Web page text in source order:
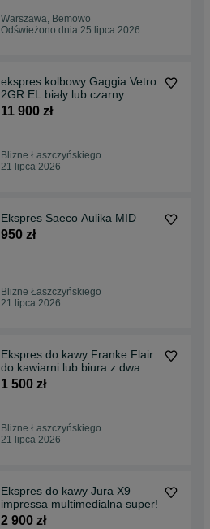
Warszawa, Bemowo
Odświeżono dnia 25 lipca 2026
ekspres kolbowy Gaggia Vetro
2GR EL biały lub czarny
11 900 zł
Blizne Łaszczyńskiego
21 lipca 2026
Ekspres Saeco Aulika MID
950 zł
Blizne Łaszczyńskiego
21 lipca 2026
Ekspres do kawy Franke Flair
do kawiarni lub biura z dwa
młynki
1 500 zł
Blizne Łaszczyńskiego
21 lipca 2026
Ekspres do kawy Jura X9
impressa multimedialna super!
2 900 zł